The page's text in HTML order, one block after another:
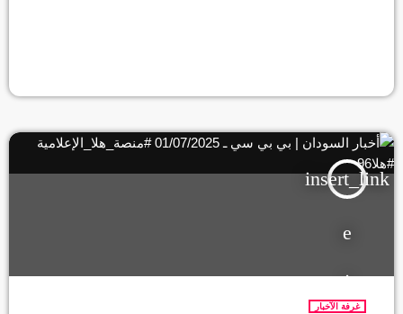
insert_link
غرفة الآخبار